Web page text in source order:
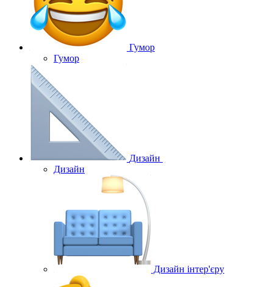
Гумор
Гумор
Дизайн
Дизайн
Дизайн інтер'єру